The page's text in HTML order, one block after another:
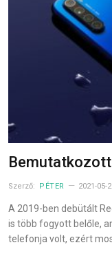
Szerző: PÉTER 2021-05-
A 2019-ben debütált
is több fogyott belőle,
telefonja volt, ezért